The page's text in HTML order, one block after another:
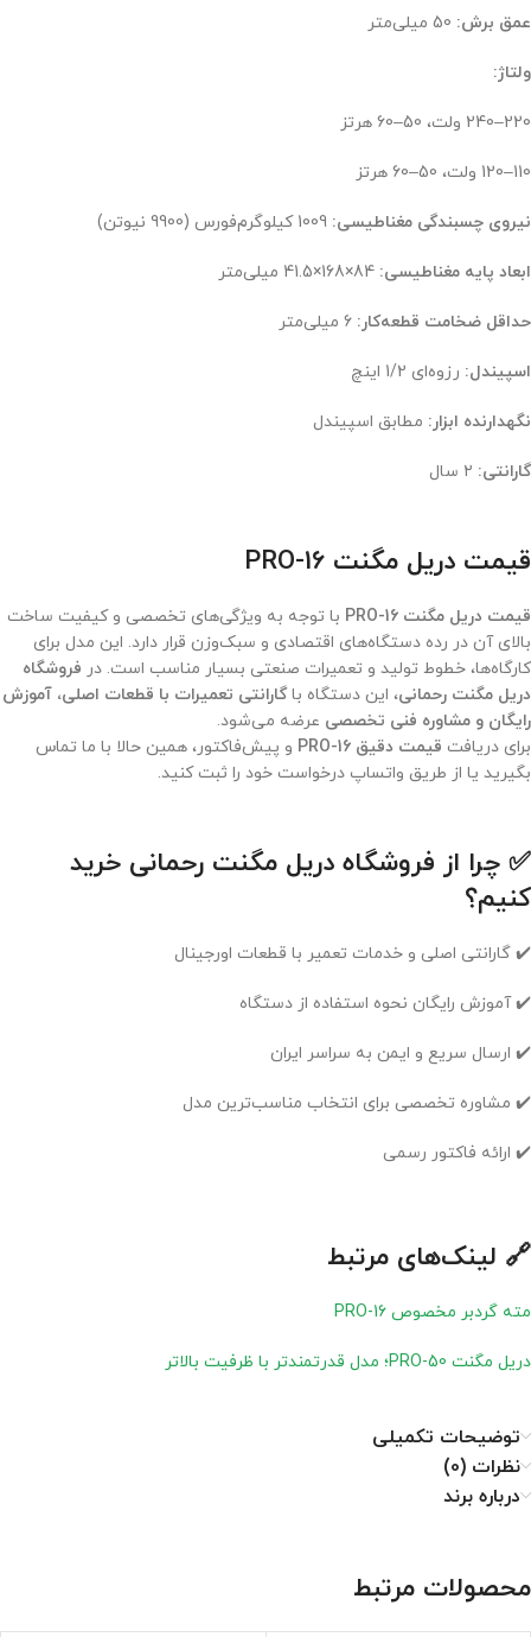
عمق برش:
ولتاژ:
220–240 ولت، 50–60 هرتز
110–120 ولت، 50–60 هرتز
نیروی چسبندگی مغناطیسی:
ابعاد پایه مغناطیسی:
حداقل ضخامت قطعه‌کار:
اسپیندل: رزوه‌ای 1/2 اینچ
نگهدارنده ابزار: مطابق اسپیندل
گارانتی:
قیمت دریل مگنت PRO-16
قیمت دریل مگنت PRO-16
با توجه به ویژگی‌های تخصصی و کیفیت ساخت
بالای آن در رده دستگاه‌های اقتصادی و سبک‌وزن قرار دارد. این مدل برای
کارگاه‌ها، خطوط تولید و تعمیرات صنعتی بسیار مناسب است. در فروشگاه
دریل مگنت رحمانی، این دستگاه باگارانتی تعمیرات با قطعات اصلی، آموزش
رایگان و مشاوره فنی تخصصی عرضه می‌شود.
برای دریافت قیمت دقیق PRO-16
و پیش‌فاکتور، همین حالا با ما تماس
بگیرید یا از طریق واتساپ درخواست خود را ثبت کنید.
✅ چرا از فروشگاه دریل مگنت رحمانی خرید
کنیم؟
✔️ گارانتی اصلی و خدمات تعمیر با قطعات اورجینال
✔️ آموزش رایگان نحوه استفاده از دستگاه
✔️ ارسال سریع و ایمن به سراسر ایران
✔️ مشاوره تخصصی برای انتخاب مناسب‌ترین مدل
✔️ ارائه فاکتور رسمی
🔗 لینک‌های مرتبط
مته گردبر مخصوص PRO-16
دریل مگنت PRO-50؛ مدل قدرتمندتر با ظرفیت بالاتر
توضیحات تکمیلی
نظرات (0)
درباره برند
محصولات مرتبط